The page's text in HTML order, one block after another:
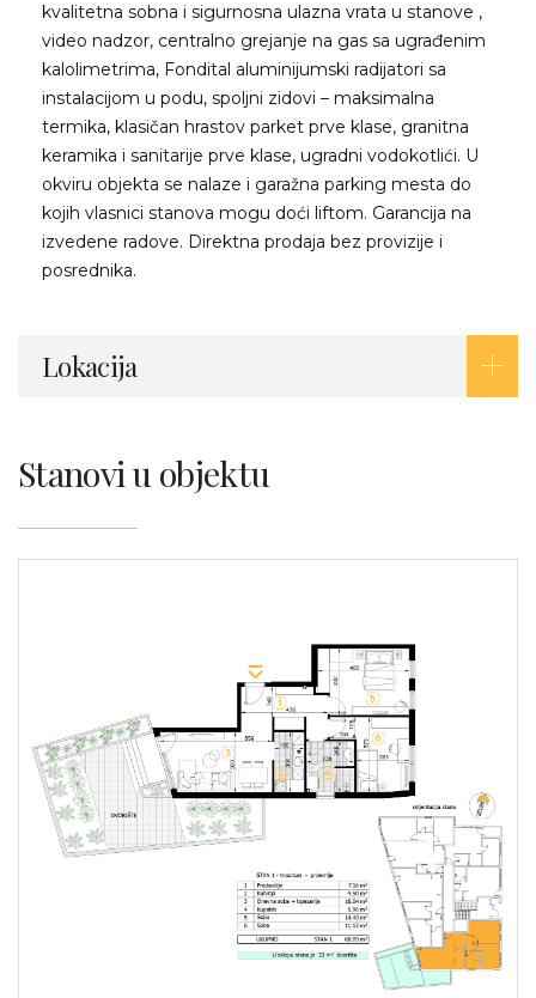
kvalitetna sobna i sigurnosna ulazna vrata u stanove ,
video nadzor, centralno grejanje na gas sa ugrađenim
kalolimetrima, Fondital aluminijumski radijatori sa
instalacijom u podu, spoljni zidovi – maksimalna
termika, klasičan hrastov parket prve klase, granitna
keramika i sanitarije prve klase, ugradni vodokotlići. U
okviru objekta se nalaze i garažna parking mesta do
kojih vlasnici stanova mogu doći liftom. Garancija na
izvedene radove. Direktna prodaja bez provizije i
posrednika.
Lokacija
Stanovi u objektu